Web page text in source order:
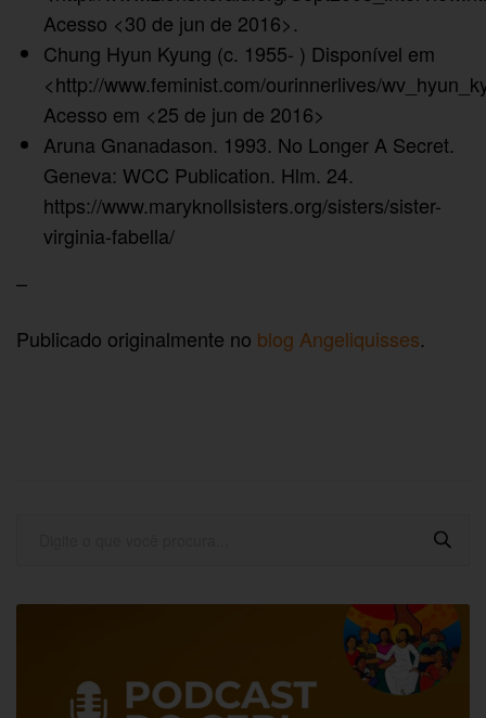
Acesso <30 de jun de 2016>.
Chung Hyun Kyung (c. 1955- ) Disponível em
<http://www.feminist.com/ourinnerlives/
Acesso em <25 de jun de 2016>
Aruna Gnanadason. 1993. No Longer A Secret.
Geneva: WCC Publication. Hlm. 24.
https://www.maryknollsisters.org/sisters/sister-
virginia-fabella/
–
Publicado originalmente no blog Angeliquisses.